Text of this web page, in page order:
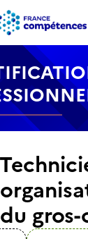
Menu